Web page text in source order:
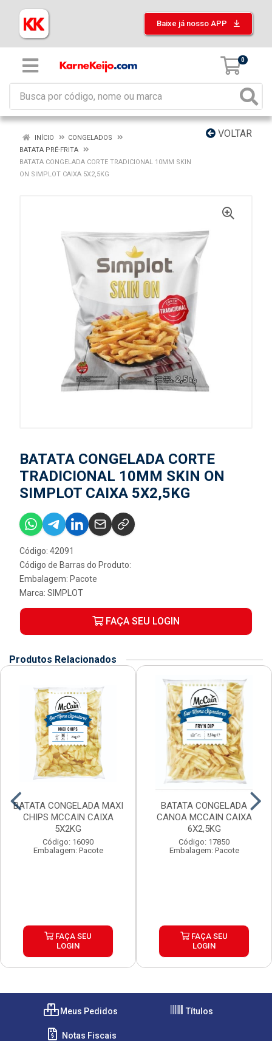
Baixe já nosso APP
0
VOLTAR
INÍCIO
CONGELADOS
BATATA PRÉ-FRITA
BATATA CONGELADA CORTE TRADICIONAL 10MM SKIN
ON SIMPLOT CAIXA 5X2,5KG
BATATA CONGELADA CORTE
TRADICIONAL 10MM SKIN ON
SIMPLOT CAIXA 5X2,5KG
Código: 42091
Código de Barras do Produto:
Embalagem: Pacote
Marca: SIMPLOT
FAÇA SEU LOGIN
Produtos Relacionados
BATATA CONGELADA MAXI
CHIPS MCCAIN CAIXA
5X2KG
Código: 16090
Embalagem: Pacote
FAÇA SEU
LOGIN
BATATA CONGELADA
CANOA MCCAIN CAIXA
6X2,5KG
Código: 17850
Embalagem: Pacote
FAÇA SEU
LOGIN
Meus Pedidos Títulos
Notas Fiscais